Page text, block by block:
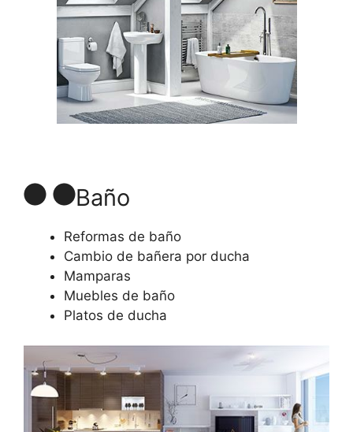
Baño
Reformas de baño
Cambio de bañera por ducha
Mamparas
Muebles de baño
Platos de ducha